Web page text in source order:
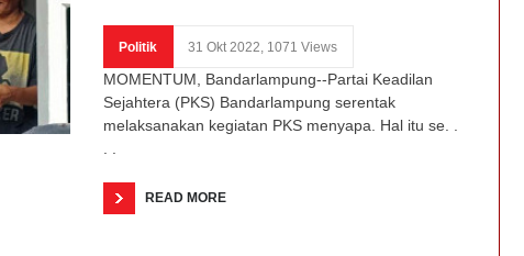
Politik 31 Okt 2022, 1071 Views
MOMENTUM, Bandarlampung--Partai Keadilan
Sejahtera (PKS) Bandarlampung serentak
melaksanakan kegiatan PKS menyapa. Hal itu se. .
READ MORE